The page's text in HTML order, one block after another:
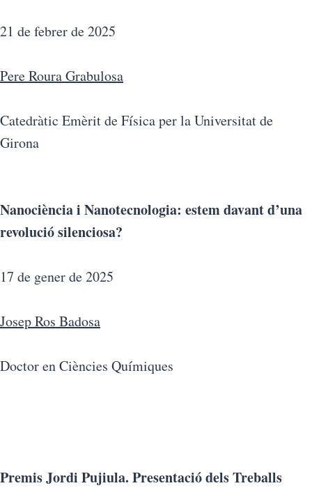
21 de febrer de 2025
Pere Roura Grabulosa
Catedràtic Emèrit de Física per la Universitat de
Girona
Nanociència i Nanotecnologia: estem davant d’una
revolució silenciosa?
17 de gener de 2025
Josep Ros Badosa
Doctor en Ciències Químiques
Premis Jordi Pujiula. Presentació dels Treballs